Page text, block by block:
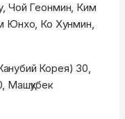
Чой Геонмин, Ким
Юнхо, Ко Хунмин,
Корея) 30,
Машҳубек